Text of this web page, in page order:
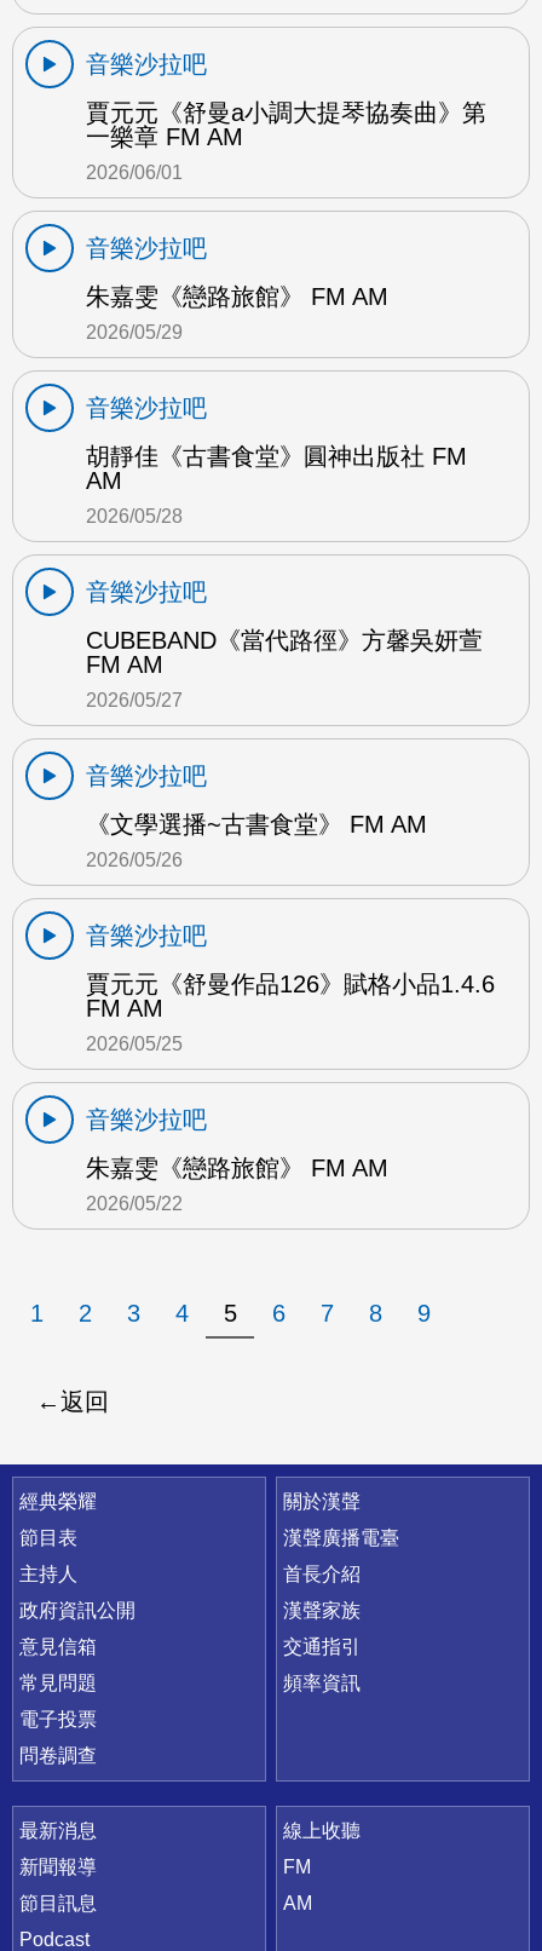
音樂沙拉吧
賈元元《舒曼a小調大提琴協奏曲》第
一樂章 FM AM
2026/06/01
音樂沙拉吧
朱嘉雯《戀路旅館》 FM AM
2026/05/29
音樂沙拉吧
胡靜佳《古書食堂》圓神出版社 FM
AM
2026/05/28
音樂沙拉吧
CUBEBAND《當代路徑》方馨吳妍萱
FM AM
2026/05/27
音樂沙拉吧
《文學選播~古書食堂》 FM AM
2026/05/26
音樂沙拉吧
賈元元《舒曼作品126》賦格小品1.4.6
FM AM
2026/05/25
音樂沙拉吧
朱嘉雯《戀路旅館》 FM AM
2026/05/22
1 2 3 4 5 6 7 8 9
返回
快速連結
經典榮耀
節目表
主持人
政府資訊公開
意見信箱
常見問題
電子投票
問卷調查
關於漢聲
漢聲廣播電臺
首長介紹
漢聲家族
交通指引
頻率資訊
最新消息
新聞報導
節目訊息
Podcast
線上收聽
FM
AM